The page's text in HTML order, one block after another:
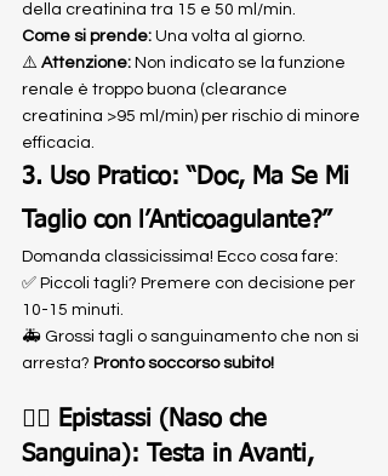
della creatinina tra 15 e 50 ml/min.
Come si prende: Una volta al giorno.
⚠️ Attenzione: Non indicato se la funzione
renale è troppo buona (clearance
creatinina >95 ml/min) per rischio di minore
efficacia.
3. Uso Pratico: “Doc, Ma Se Mi
Taglio con l’Anticoagulante?”
Domanda classicissima! Ecco cosa fare:
✅ Piccoli tagli? Premere con decisione per
10-15 minuti.
🚑 Grossi tagli o sanguinamento che non si
arresta? Pronto soccorso subito!
😮‍💨
Epistassi (Naso che
Sanguina): Testa in Avanti,